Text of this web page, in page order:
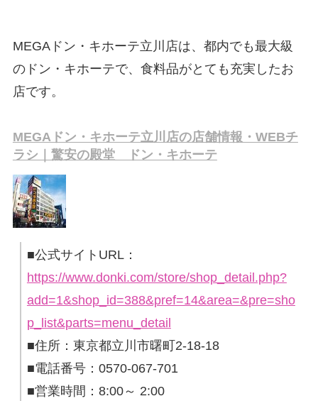
MEGAドン・キホーテ立川店は、都内でも最大級
のドン・キホーテで、食料品がとても充実したお
店です。
MEGAドン・キホーテ立川店の店舗情報・WEBチ
ラシ｜驚安の殿堂 ドン・キホーテ
■公式サイトURL：
https://www.donki.com/store/shop_detail.php?
add=1&shop_id=388&pref=14&area=&pre=sho
p_list&parts=menu_detail
■住所：東京都立川市曙町2-18-18
■電話番号：0570-067-701
■営業時間：8:00～ 2:00